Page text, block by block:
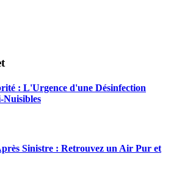
: L'Urgence d'une Désinfection
Nuisibles
Sinistre : Retrouvez un Air Pur et